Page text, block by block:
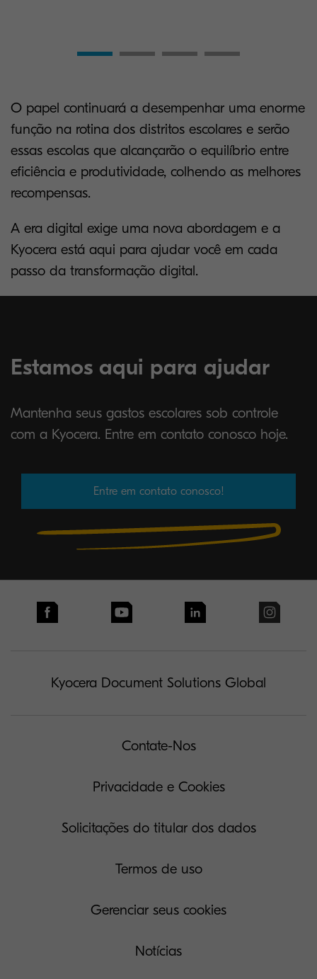
O papel continuará a desempenhar uma enorme
função na rotina dos distritos escolares e serão
essas escolas que alcançarão o equilíbrio entre
eficiência e produtividade, colhendo as melhores
recompensas.
A era digital exige uma nova abordagem e a
Kyocera está aqui para ajudar você em cada
passo da transformação digital.
Estamos aqui para ajudar
Mantenha seus gastos escolares sob controle
com a Kyocera. Entre em contato conosco hoje.
Entre em contato conosco!
Kyocera Document Solutions Global
Contate-Nos
Privacidade e Cookies
Solicitações do titular dos dados
Termos de uso
Gerenciar seus cookies
Notícias